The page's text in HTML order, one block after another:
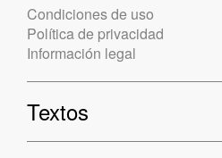
Condiciones de uso
Política de privacidad
Información legal
Textos